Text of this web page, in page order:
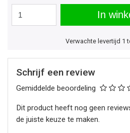
In
Verwachte levertijd 1
Schrijf een review
Gemiddelde beoordeling
Dit product heeft nog geen
de juiste keuze te maken.